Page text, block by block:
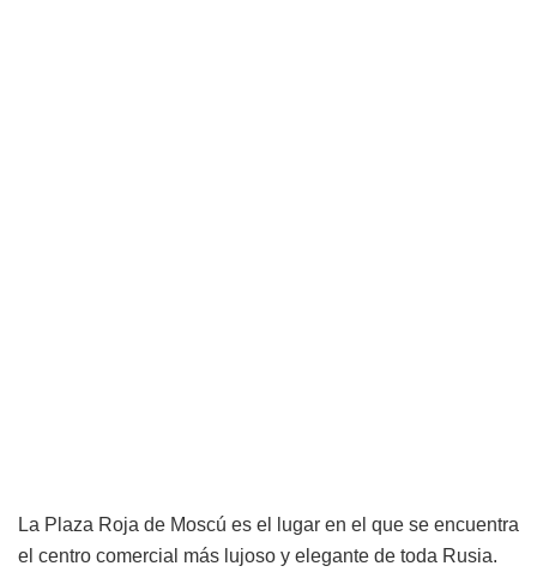
La Plaza Roja de Moscú es el lugar en el que se encuentra
el centro comercial más lujoso y elegante de toda Rusia.